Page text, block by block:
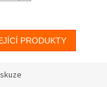
PRODUKTY